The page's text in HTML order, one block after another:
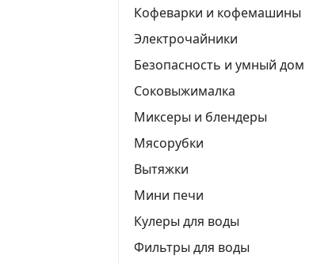
Кофеварки и кофемашины
Электрочайники
Безопасность и умный дом
Соковыжималка
Миксеры и блендеры
Мясорубки
Вытяжки
Мини печи
Кулеры для воды
Фильтры для воды